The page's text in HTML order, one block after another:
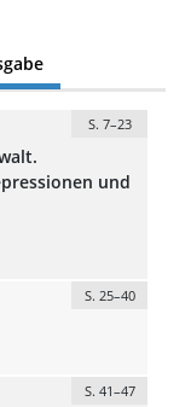
S. 7–23
und
S. 25–40
S. 41–47